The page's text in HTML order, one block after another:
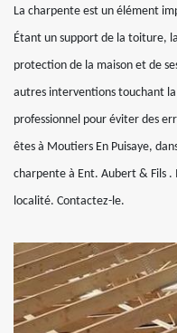
La charpente est un élément
Étant un support de la toiture,
protection de la maison et de
autres interventions touchant
professionnel pour éviter des
êtes à Moutiers En Puisaye,
charpente à Ent. Aubert & Fils
localité. Contactez-le.